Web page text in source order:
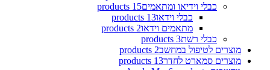
כבלי וידיאו ומתאמים15 products
כבלי וידאו13 products
מתאמים וידאו2 products
כבלי רשת3 products
מוצרים לטיפול במחשב2 products
מוצרים סמארט לחדר13 products